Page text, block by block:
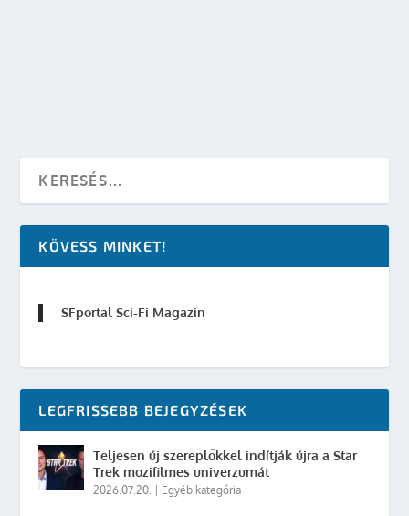
KÖVESS MINKET!
SFportal Sci-Fi Magazin
LEGFRISSEBB BEJEGYZÉSEK
Teljesen új szereplőkkel indítják újra a Star
Trek mozifilmes univerzumát
2026.07.20. | Egyéb kategória